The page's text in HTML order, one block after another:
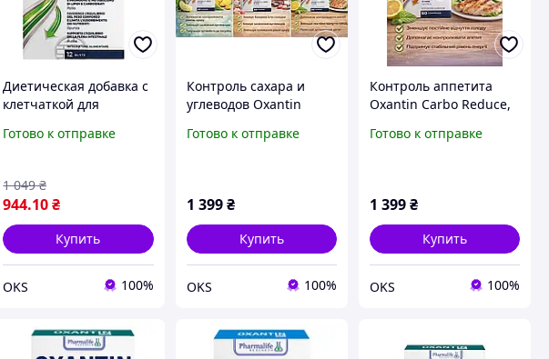
Диетическая добавка с
клетчаткой для
тела Oxantin
по 7,4
Готово к отправке
944.10₴
1 049 ₴
Купить
OKS 100%
Контроль сахара и
углеводов Oxantin
уменьшение аппетита
Готово к отправке
1 399 ₴
Купить
OKS 100%
Контроль аппетита
Oxantin Carbo Reduce,
переедания, 60
Готово к отправке
1 399₴
Купить
OKS 100%